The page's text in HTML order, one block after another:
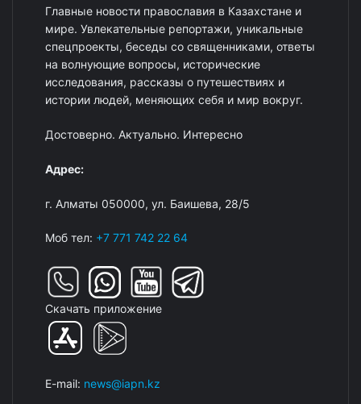
Главные новости православия в Казахстане и
мире. Увлекательные репортажи, уникальные
спецпроекты, беседы со священниками, ответы
на волнующие вопросы, исторические
исследования, рассказы о путешествиях и
истории людей, меняющих себя и мир вокруг.
Достоверно. Актуально. Интересно
Адрес:
г. Алматы 050000, ул. Баишева, 28/5
Моб тел: +7 771 742 22 64
Скачать приложение
E-mail: news@iapn.kz